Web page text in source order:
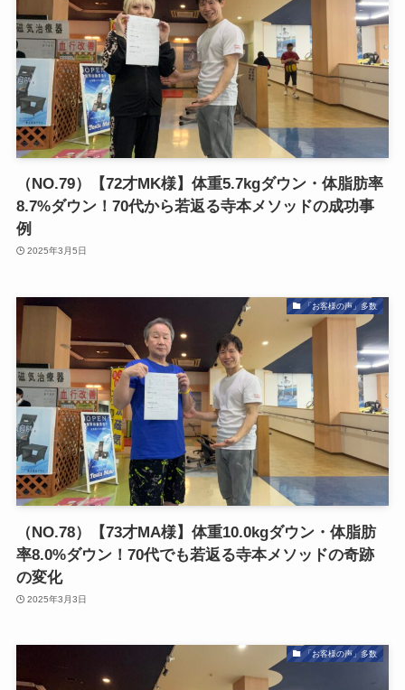
（NO.79）【72才MK様】体重5.7kgダウン・体脂肪率
8.7%ダウン！70代から若返る寺本メソッドの成功事
例
2025年3月5日
「お客様の声」多数
（NO.78）【73才MA様】体重10.0kgダウン・体脂肪
率8.0%ダウン！70代でも若返る寺本メソッドの奇跡
の変化
2025年3月3日
「お客様の声」多数